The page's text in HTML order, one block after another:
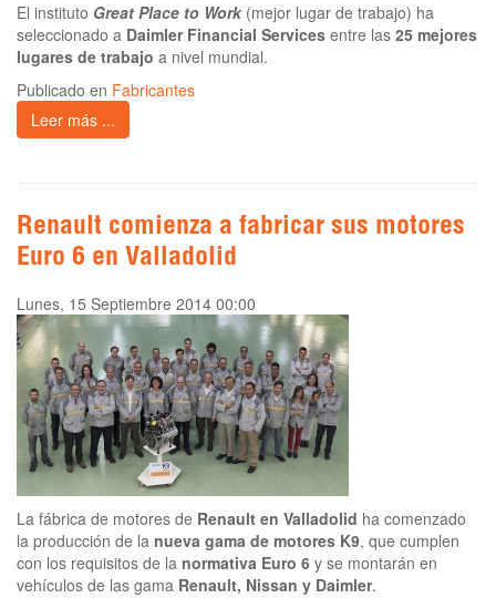
El instituto Great Place to Work (mejor lugar de trabajo) ha
seleccionado a Daimler Financial Services entre las 25 mejores
lugares de trabajo a nivel mundial.
Publicado en Fabricantes
Leer más ...
Renault comienza a fabricar sus motores
Euro 6 en Valladolid
Lunes, 15 Septiembre 2014 00:00
La fábrica de motores de Renault en Valladolid ha comenzado
la producción de la nueva gama de motores K9, que cumplen
con los requisitos de la normativa Euro 6 y se montarán en
vehículos de las gama Renault, Nissan y Daimler.